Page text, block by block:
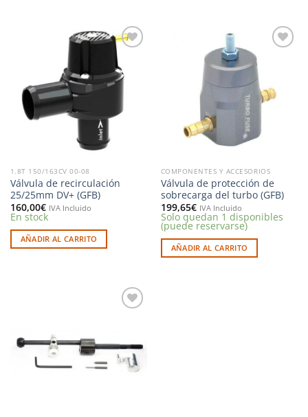
Añadir
a la
lista de
deseos
1.8T 150/163CV 00-08
Válvula de recirculación
25/25mm DV+ (GFB)
160,00€ IVA Incluido
En stock
AÑADIR AL CARRITO
deseos
COMPONENTES Y ACCESORIOS
Válvula de protección de
sobrecarga del turbo (GFB)
199,65€ IVA Incluido
Solo quedan 1 disponibles
(puede reservarse)
AÑADIR AL CARRITO
deseos